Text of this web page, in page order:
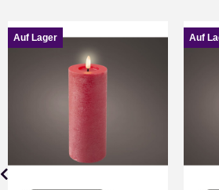
Auf Lager Auf